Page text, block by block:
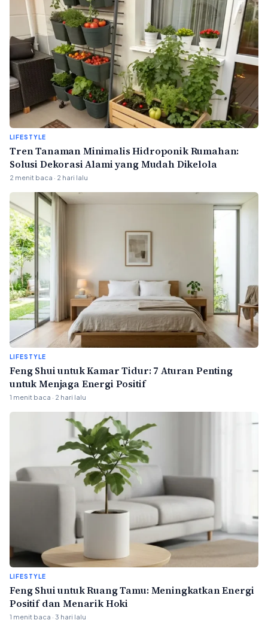
LIFESTYLE
Tren Tanaman Minimalis Hidroponik Rumahan:
Solusi Dekorasi Alami yang Mudah Dikelola
2 menit baca · 2 hari lalu
LIFESTYLE
Feng Shui untuk Kamar Tidur: 7 Aturan Penting
untuk Menjaga Energi Positif
1 menit baca · 2 hari lalu
LIFESTYLE
Feng Shui untuk Ruang Tamu: Meningkatkan Energi
Positif dan Menarik Hoki
1 menit baca · 3 hari lalu